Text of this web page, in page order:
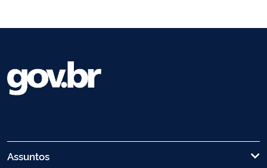
Assuntos